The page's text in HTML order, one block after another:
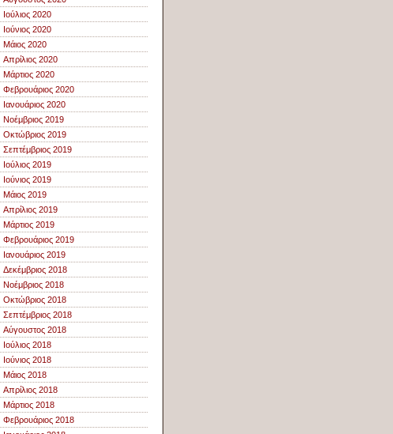
Ιούλιος 2020
Ιούνιος 2020
Μάιος 2020
Απρίλιος 2020
Μάρτιος 2020
Φεβρουάριος 2020
Ιανουάριος 2020
Νοέμβριος 2019
Οκτώβριος 2019
Σεπτέμβριος 2019
Ιούλιος 2019
Ιούνιος 2019
Μάιος 2019
Απρίλιος 2019
Μάρτιος 2019
Φεβρουάριος 2019
Ιανουάριος 2019
Δεκέμβριος 2018
Νοέμβριος 2018
Οκτώβριος 2018
Σεπτέμβριος 2018
Αύγουστος 2018
Ιούλιος 2018
Ιούνιος 2018
Μάιος 2018
Απρίλιος 2018
Μάρτιος 2018
Φεβρουάριος 2018